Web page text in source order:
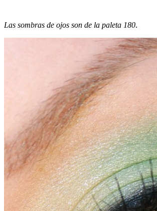
Las sombras de ojos son de la paleta 180.